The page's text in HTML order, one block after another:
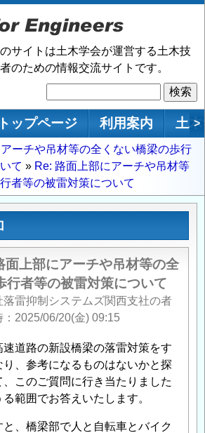
サイトは土木学会が運営する土木技
のための情報交流サイトです。
索
ン
トップページ 利用案内 土 >
ーチや吊材等の全くない橋梁の歩行
て
Re: 路面上部にアーチや吊材等
者等の被雷対策について
面上部にアーチや吊材等の全
行者等の被雷対策について
落雷抑制システムズ関西支社の者
2025/06/20(金) 09:15
速道路の新設橋梁の落雷対策をす
り、参考になるものはないかと探
、このご質問に行き当たりました
範囲でお答えいたします。
、橋梁部で人と自転車とバイク